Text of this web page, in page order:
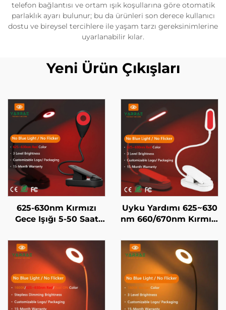
telefon bağlantısı ve ortam ışık koşullarına göre otomatik
parlaklık ayarı bulunur; bu da ürünleri son derece kullanıcı
dostu ve bireysel tercihlere ile yaşam tarzı gereksinimlerine
uyarlanabilir kılar.
Yeni Ürün Çıkışları
625-630nm Kırmızı
Gece Işığı 5-50 Saat
Seviyesi Siyah Cisim
Hızlı 1-Saatlik USB Şarjı
Uyku Yardımı 625~630
nm 660/670nm Kırmızı
Işık Yok Beyaz Cisim
LED Kitap Işığı